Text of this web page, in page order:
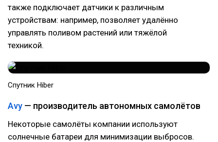
также подключает датчики к различным
устройствам: например, позволяет удалённо
управлять поливом растений или тяжёлой
техникой.
Спутник Hiber
Avy — производитель автономных самолётов
Некоторые самолёты компании используют
солнечные батареи для минимизации выбросов.